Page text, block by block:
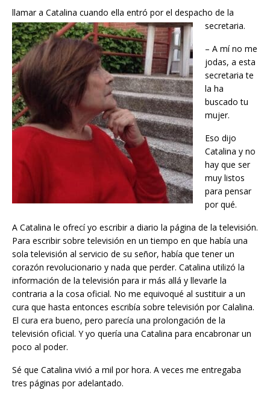
llamar a Catalina cuando ella entró por el despacho de la
secretaria.
– A mí no me
jodas, a esta
secretaria te
la ha
buscado tu
mujer.
Eso dijo
Catalina y no
hay que ser
muy listos
para pensar
por qué.
A Catalina le ofrecí yo escribir a diario la página de la televisión.
Para escribir sobre televisión en un tiempo en que había una
sola televisión al servicio de su señor, había que tener un
corazón revolucionario y nada que perder. Catalina utilizó la
información de la televisión para ir más allá y llevarle la
contraria a la cosa oficial. No me equivoqué al sustituir a un
cura que hasta entonces escribía sobre televisión por Calalina.
El cura era bueno, pero parecía una prolongación de la
televisión oficial. Y yo quería una Catalina para encabronar un
poco al poder.
Sé que Catalina vivió a mil por hora. A veces me entregaba
tres páginas por adelantado.